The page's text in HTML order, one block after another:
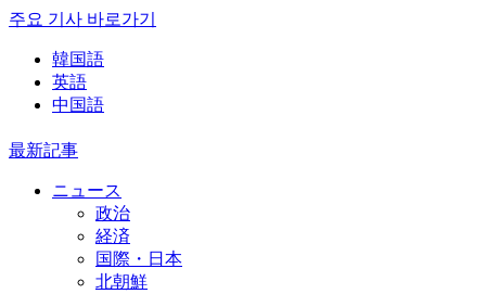
주요 기사 바로가기
韓国語
英語
中国語
最新記事
ニュース
政治
経済
国際・日本
北朝鮮